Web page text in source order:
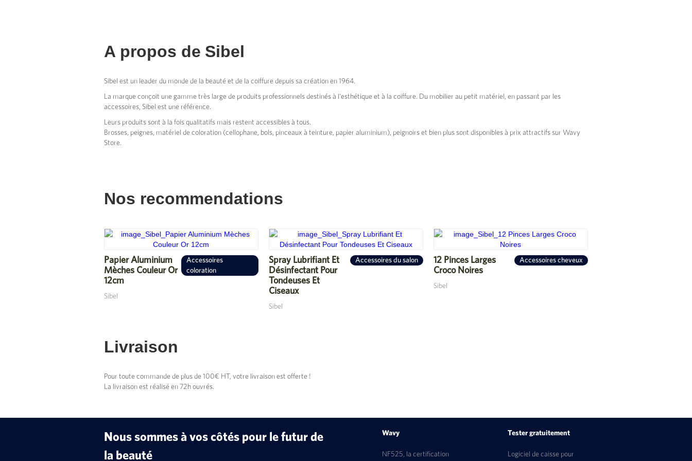
A propos de Sibel
Sibel est un leader du monde de la beauté et de la coiffure depuis sa création en 1964.
La marque conçoit une gamme très large de produits professionnels destinés à l'esthétique et à la coiffure. Du mobilier au petit matériel, en passant par les
accessoires, Sibel est une référence.
Leurs produits sont à la fois qualitatifs mais restent accessibles à tous.
Brosses, peignes, matériel de coloration (cellophane, bols, pinceaux à teinture, papier aluminium), peignoirs et bien plus sont disponibles à prix attractifs sur Wavy
Store.
Nos recommendations
Papier Aluminium
Mèches Couleur Or
12cm
Accessoires
coloration
Sibel
Spray Lubrifiant Et
Désinfectant Pour
Tondeuses Et
Ciseaux
Accessoires du salon
Sibel
12 Pinces Larges
Croco Noires
Accessoires cheveux
Sibel
Livraison
Pour toute commande de plus de 100€ HT, votre livraison est offerte !
La livraison est réalisé en 72h ouvrés.
Nous sommes à vos côtés pour le futur de
la beauté
Wavy
NF525, la certification
Tester gratuitement
Logiciel de caisse pour